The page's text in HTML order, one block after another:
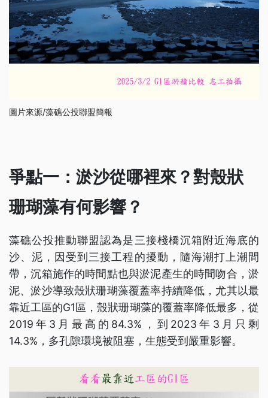
圖片來源/藻礁公投聯盟簡報
爭點一：淤沙從哪裡來？對殼狀
珊瑚藻有何影響？
藻礁公投推動聯盟認為是三接棧橋沉箱附近海底的
沙、泥，因受到三接工程的擾動，隨海潮打上潮間
帶，沉箱施作的時間點也與淤泥產生的時間吻合，淤
泥、淤沙導致殼狀珊瑚藻覆蓋率持續降低，尤其以最
靠近工區的G1區，殼狀珊瑚藻的覆蓋率降低最多，從
2019年3月最高的84.3%，到2023年3月只剩
14.3%，多孔隙環境被阻塞，生態受到嚴重影響。